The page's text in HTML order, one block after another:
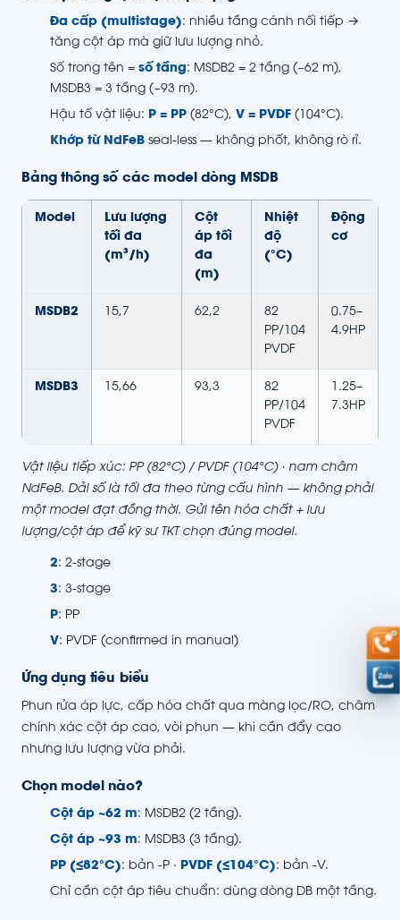
Đa cấp (multistage): nhiều tầng cánh nối tiếp →
tăng cột áp mà giữ lưu lượng nhỏ.
Số trong tên = số tầng: MSDB2 = 2 tầng (~62 m),
MSDB3 = 3 tầng (~93 m).
Hậu tố vật liệu: P = PP (82°C), V = PVDF (104°C).
Khớp từ NdFeB seal-less — không phốt, không rò rỉ.
Bảng thông số các model dòng MSDB
Model
Lưu lượng
tối đa
(m³/h)
Cột
áp tối
đa
(m)
Nhiệt
độ
(°C)
Động
cơ
MSDB2 15,7 62,2
82
PP/104
PVDF
0.75–
4.9HP
MSDB3 15,66 93,3
82
PP/104
PVDF
1.25–
7.3HP
Vật liệu tiếp xúc: PP (82°C) / PVDF (104°C) · nam châm
NdFeB. Dải số là tối đa theo từng cấu hình — không phải
một model đạt đồng thời. Gửi tên hóa chất + lưu
lượng/cột áp để kỹ sư TKT chọn đúng model.
2: 2-stage
3: 3-stage
P: PP
V: PVDF (confirmed in manual)
Ứng dụng tiêu biểu
Phun rửa áp lực, cấp hóa chất qua màng lọc/RO, châm
chính xác cột áp cao, vòi phun — khi cần đẩy cao
nhưng lưu lượng vừa phải.
Chọn model nào?
Cột áp ~62 m: MSDB2 (2 tầng).
Cột áp ~93 m: MSDB3 (3 tầng).
PP (≤82°C): bản -P · PVDF (≤104°C): bản -V.
Chỉ cần cột áp tiêu chuẩn: dùng dòng DB một tầng.